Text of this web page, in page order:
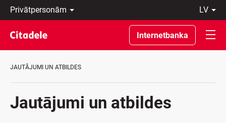
Privātpersonām
Uzņēmumiem
Private
Banking
Par
C
lv
Latviski
По-
русски
In
Internetbanka
JAUTĀJUMI UN ATBILDES
Jautājumi un atbildes